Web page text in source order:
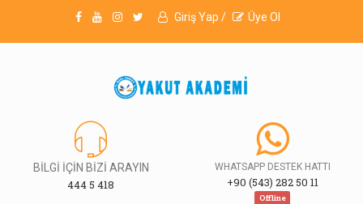
Giriş Yap / Üye Ol
BİLGİ İÇİN BİZİ ARAYIN
444 5 418
WHATSAPP DESTEK HATTI
+90 (543) 282 50 11
Offline